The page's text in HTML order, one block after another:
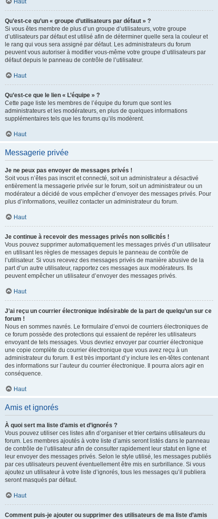
Haut
Qu’est-ce qu’un « groupe d’utilisateurs par défaut » ?
Si vous êtes membre de plus d’un groupe d’utilisateurs, votre groupe
d’utilisateurs par défaut est utilisé afin de déterminer quelle sera la couleur et
le rang qui vous sera assigné par défaut. Les administrateurs du forum
peuvent vous autoriser à modifier vous-même votre groupe d’utilisateurs par
défaut depuis le panneau de contrôle de l’utilisateur.
Haut
Qu’est-ce que le lien « L’équipe » ?
Cette page liste les membres de l’équipe du forum que sont les
administrateurs et les modérateurs, en plus de quelques informations
supplémentaires tels que les forums qu’ils modèrent.
Haut
Messagerie privée
Je ne peux pas envoyer de messages privés !
Soit vous n’êtes pas inscrit et connecté, soit un administrateur a désactivé
entièrement la messagerie privée sur le forum, soit un administrateur ou un
modérateur a décidé de vous empêcher d’envoyer des messages privés. Pour
plus d’informations, veuillez contacter un administrateur du forum.
Haut
Je continue à recevoir des messages privés non sollicités !
Vous pouvez supprimer automatiquement les messages privés d’un utilisateur
en utilisant les règles de messages depuis le panneau de contrôle de
l’utilisateur. Si vous recevez des messages privés de manière abusive de la
part d’un autre utilisateur, rapportez ces messages aux modérateurs. Ils
peuvent empêcher un utilisateur d’envoyer des messages privés.
Haut
J’ai reçu un courrier électronique indésirable de la part de quelqu’un sur ce
forum !
Nous en sommes navrés. Le formulaire d’envoi de courriers électroniques de
ce forum possède des protections qui essaient de repérer les utilisateurs
envoyant de tels messages. Vous devriez envoyer par courrier électronique
une copie complète du courrier électronique que vous avez reçu à un
administrateur du forum. Il est très important d’y inclure les en-têtes contenant
des informations sur l’auteur du courrier électronique. Il pourra alors agir en
conséquence.
Haut
Amis et ignorés
À quoi sert ma liste d’amis et d’ignorés ?
Vous pouvez utiliser ces listes afin d’organiser et trier certains utilisateurs du
forum. Les membres ajoutés à votre liste d’amis seront listés dans le panneau
de contrôle de l’utilisateur afin de consulter rapidement leur statut en ligne et
leur envoyer des messages privés. Selon le style utilisé, les messages publiés
par ces utilisateurs peuvent éventuellement être mis en surbrillance. Si vous
ajoutez un utilisateur à votre liste d’ignorés, tous les messages qu’il publiera
seront masqués par défaut.
Haut
Comment puis-je ajouter ou supprimer des utilisateurs de ma liste d’amis